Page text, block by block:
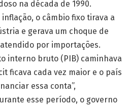
na década de 1990.
o câmbio fixo tirava a
e gerava um choque de
por importações.
interno bruto (PIB) caminhava
ficava cada vez maior e o país
essa conta”,
esse período, o governo